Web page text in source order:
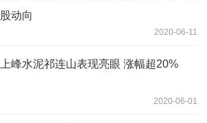
股动向
2020-06-11
上峰水泥祁连山表现亮眼 涨幅超20%
2020-06-01